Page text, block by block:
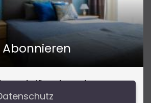
Abonnieren
Sie für Insider-Tipps
und tolle Angebote!